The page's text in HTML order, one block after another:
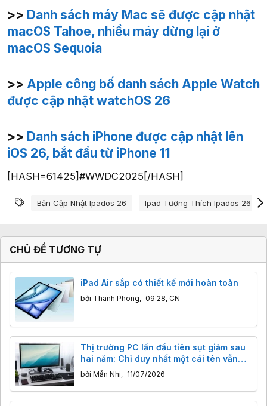
>> Danh sách máy Mac sẽ được cập nhật
macOS Tahoe, nhiều máy dừng lại ở
macOS Sequoia
>> Apple công bố danh sách Apple Watch
được cập nhật watchOS 26
>> Danh sách iPhone được cập nhật lên
iOS 26, bắt đầu từ iPhone 11
[HASH=61425]#WWDC2025[/HASH]
Từ khóa
Bản Cập Nhật Ipados 26 Ipad Tương Thích Ipados 26
CHỦ ĐỀ TƯƠNG TỰ
iPad Air sắp có thiết kế mới hoàn toàn
bởi Thanh Phong, 09:28, CN
Thị trường PC lần đầu tiên sụt giảm sau
hai năm: Chỉ duy nhất một cái tên vẫn
"sống khoẻ"
bởi Mẫn Nhi, 11/07/2026